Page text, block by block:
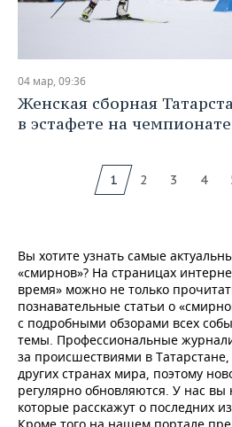
04 мар, 09:36
Женская сборная
в эстафете на
1 2 3 4
Вы хотите узнать самые
«смирнов»? На страницах
время» можно не только
познавательные статьи о
с подробными обзорами всех
темы. Профессиональные
за происшествиями в
других странах мира, поэтому
регулярно обновляются. У нас вы
которые расскажут о последних